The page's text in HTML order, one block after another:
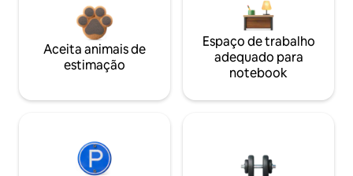
Aceita animais de
estimação
Espaço de trabalho
adequado para
notebook